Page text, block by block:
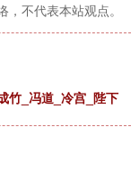
不代表本站观点。
竹_冯道_冷宫_陛下